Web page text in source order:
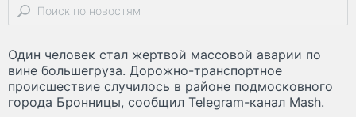
Один человек стал жертвой массовой аварии по
вине большегруза. Дорожно-транспортное
происшествие случилось в районе подмосковного
города Бронницы, сообщил Telegram-канал Mash.